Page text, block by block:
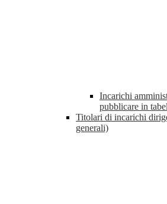
Incarichi
pubblicare in
Titolari di incarichi
generali)